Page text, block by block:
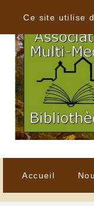
Accueil
Ce site utilise